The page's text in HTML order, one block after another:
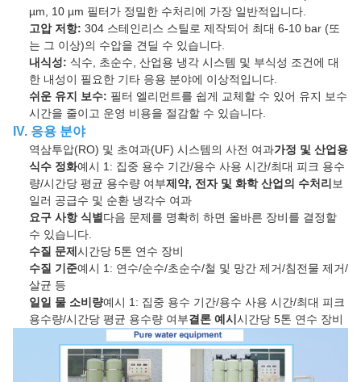
µm, 10 µm 필터가 정밀한 수처리에 가장 일반적입니다.
고압 저항: 304 스테인리스 스틸로 제작되어 최대 6-10 bar (또
는 그 이상)의 수압을 견딜 수 있습니다.
내식성: 식수, 초순수, 산업용 냉각 시스템 및 부식성 조건에 대
한 내성이 필요한 기타 응용 분야에 이상적입니다.
쉬운 유지 보수: 필터 엘리먼트를 쉽게 교체할 수 있어 유지 보수
시간을 줄이고 운영 비용을 절감할 수 있습니다.
IV. 응용 분야
역삼투압(RO) 및 초여과(UF) 시스템의 사전 여과가정 및 산업용
식수 정화예시 1: 집중 용수 기간/용수 사용 시간/최대 피크 용수
량/시간당 평균 용수량 여부제약, 전자 및 화학 산업의 수처리 보
일러 공급수 및 순환 냉각수 여과
요구 사항 식별 다음 문제를 명확히 하면 올바른 장비를 결정할
수 있습니다.
수질 문제 시간당 5톤 연수 장비
수질 기준예시 1: 연수/순수/초순수/철 및 망간 제거/침전물 제거/
살균 등
일일 물 소비량예시 1: 집중 용수 기간/용수 사용 시간/최대 피크
용수량/시간당 평균 용수량 여부결론 예시 시간당 5톤 연수 장비